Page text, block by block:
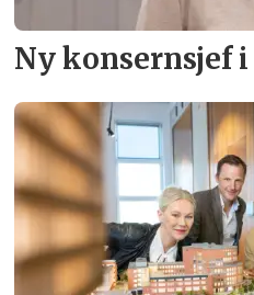
Ny konsern­sjef